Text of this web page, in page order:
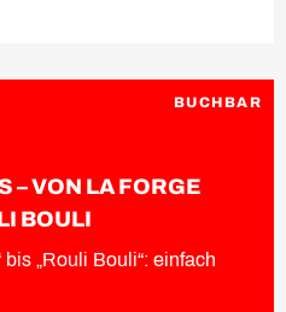
– VON LA FORGE
BOULI
„Rouli Bouli“: einfach
BUCHBAR